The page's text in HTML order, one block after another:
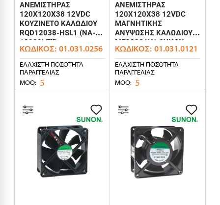
ΑΝΕΜΙΣΤΗΡΑΣ
120X120X38 12VDC
ΚΟΥΖΙΝΕΤΟ ΚΑΛΩΔΙΟΥ
RQD12038-HSL1 (NA-
12038) TID
ΚΩΔΙΚΌΣ: 01.031.0256
ΕΛΆΧΙΣΤΗ ΠΟΣΌΤΗΤΑ
ΠΑΡΑΓΓΕΛΊΑΣ
MOQ: 5
ΑΝΕΜΙΣΤΗΡΑΣ
120X120X38 12VDC
ΜΑΓΝΗΤΙΚΗΣ
ΑΝΥΨΩΣΗΣ ΚΑΛΩΔΙΟΥ
MEC0381V1 SUNON
ΚΩΔΙΚΌΣ: 01.031.0121
ΕΛΆΧΙΣΤΗ ΠΟΣΌΤΗΤΑ
ΠΑΡΑΓΓΕΛΊΑΣ
MOQ: 5